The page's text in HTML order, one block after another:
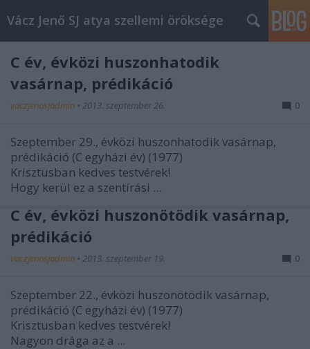
Vácz Jenő SJ atya szellemi öröksége
C év, évközi huszonhatodik
vasárnap, prédikáció
vaczjenosjadmin • 2013. szeptember 26. 0
Szeptember 29., évközi huszonhatodik vasárnap,
prédikáció (C egyházi év) (1977)
Krisztusban kedves testvérek!
Hogy kerül ez a szentírási ...
C év, évközi huszonötödik vasárnap,
prédikáció
vaczjenosjadmin • 2013. szeptember 19. 0
Szeptember 22., évközi huszonötödik vasárnap,
prédikáció (C egyházi év) (1977)
Krisztusban kedves testvérek!
Nagyon drága az a ...